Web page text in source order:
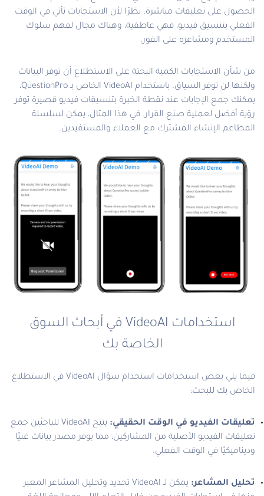
الحصول على تعليقات مباشرة. نظرًا لأن الاستجابات تأتي في الوقت
الفعلي بتنسيق فيديو، فهي عاطفية، وهناك مجال لفهم سلوك
المستخدم ومشاعره على الفور.
من شأن الاستجابات الكمية البحتة على الاستطلاع أن توفر البيانات
ولكنها لن توفر السياق. باستخدام VideoAI الخاص بـ QuestionPro،
يمكنك جمع الإجابات عند نقطة الخبرة بتنسيقات فيديو قصيرة توفر
رؤية أفضل لعملية صنع القرار. في هذا المثال، يمكن لسلسلة
المطاعم الإنشاء المشترك مع العملاء والمستفيدين.
استخدامات VideoAI في أبحاث السوق
الخاصة بك
فيما يلي بعض استخدامات استخدام سؤال VideoAI في الاستطلاع
الخاص بك للبحث:
تعليقات الفيديو في الوقت الحقيقي:
يتيح VideoAI للباحثين جمع
تعليقات الفيديو الأصلية من المشاركين، مما يوفر مصدر بيانات غنيًا
وديناميكيًا في الوقت الفعلي.
تحليل المشاعر:
يمكن لـ VideoAI تحديد وتحليل المشاعر المعبر